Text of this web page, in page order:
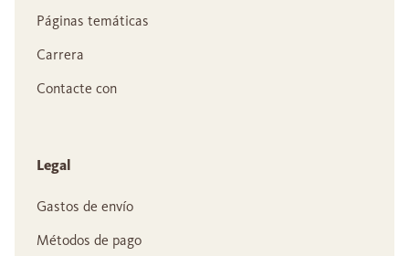
Páginas temáticas
Carrera
Contacte con
Legal
Gastos de envío
Métodos de pago